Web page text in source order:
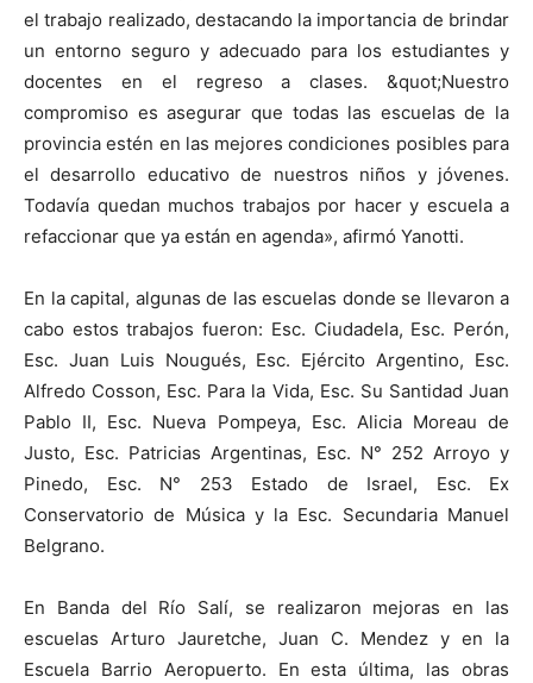
el trabajo realizado, destacando la importancia de brindar
un entorno seguro y adecuado para los estudiantes y
docentes en el regreso a clases. &quot;Nuestro
compromiso es asegurar que todas las escuelas de la
provincia estén en las mejores condiciones posibles para
el desarrollo educativo de nuestros niños y jóvenes.
Todavía quedan muchos trabajos por hacer y escuela a
refaccionar que ya están en agenda», afirmó Yanotti.
En la capital, algunas de las escuelas donde se llevaron a
cabo estos trabajos fueron: Esc. Ciudadela, Esc. Perón,
Esc. Juan Luis Nougués, Esc. Ejército Argentino, Esc.
Alfredo Cosson, Esc. Para la Vida, Esc. Su Santidad Juan
Pablo II, Esc. Nueva Pompeya, Esc. Alicia Moreau de
Justo, Esc. Patricias Argentinas, Esc. N° 252 Arroyo y
Pinedo, Esc. N° 253 Estado de Israel, Esc. Ex
Conservatorio de Música y la Esc. Secundaria Manuel
Belgrano.
En Banda del Río Salí, se realizaron mejoras en las
escuelas Arturo Jauretche, Juan C. Mendez y en la
Escuela Barrio Aeropuerto. En esta última, las obras